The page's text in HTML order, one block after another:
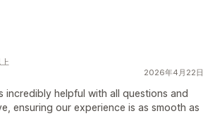
2026年4月22日
incredibly helpful with all questions and
ensuring our experience is as smooth as